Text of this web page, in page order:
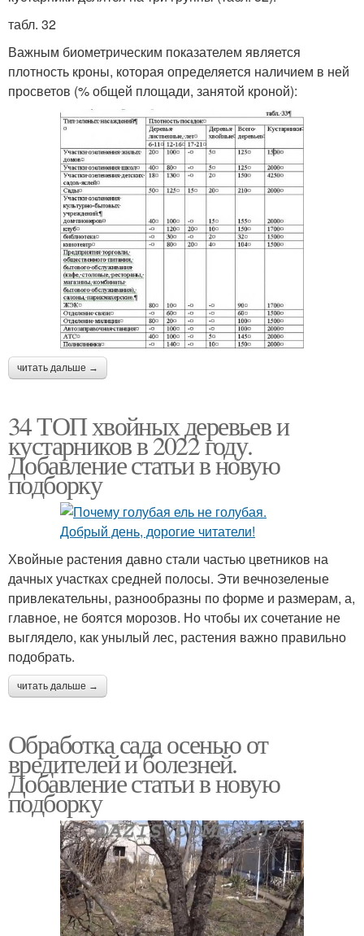
табл. 32
Важным биометрическим показателем является
плотность кроны, которая определяется наличием в ней
просветов (% общей площади, занятой кроной):
читать дальше →
34 ТОП хвойных деревьев и
кустарников в 2022 году.
Добавление статьи в новую
подборку
Хвойные растения давно стали частью цветников на
дачных участках средней полосы. Эти вечнозеленые
привлекательны, разнообразны по форме и размерам, а,
главное, не боятся морозов. Но чтобы их сочетание не
выглядело, как унылый лес, растения важно правильно
подобрать.
читать дальше →
Обработка сада осенью от
вредителей и болезней.
Добавление статьи в новую
подборку